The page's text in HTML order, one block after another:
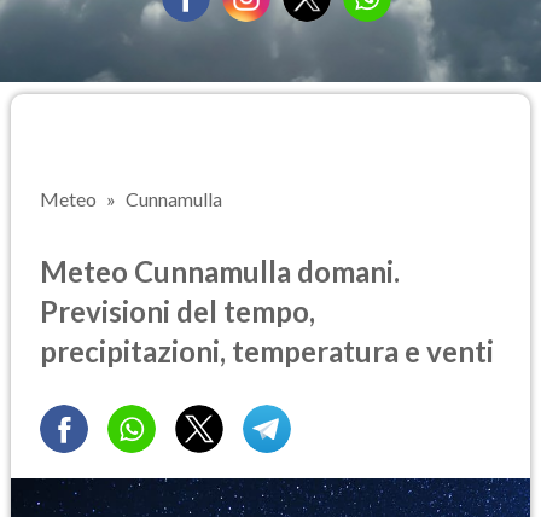
Meteo Cunnamulla
Meteo Cunnamulla domani.
Previsioni del tempo,
precipitazioni, temperatura e venti